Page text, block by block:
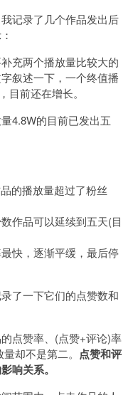
记录了几个作品发出后
充两个播放量比较大的
叙述一下，一个终值播
目前还在增长。
4.8W的目前已发出五
的播放量超过了粉丝
作品可以延续到五天(目
快，逐渐平缓，最后停
了一下它们的点赞数和
点赞率、(点赞+评论)率
却不是第二。 点赞和评
响关系。